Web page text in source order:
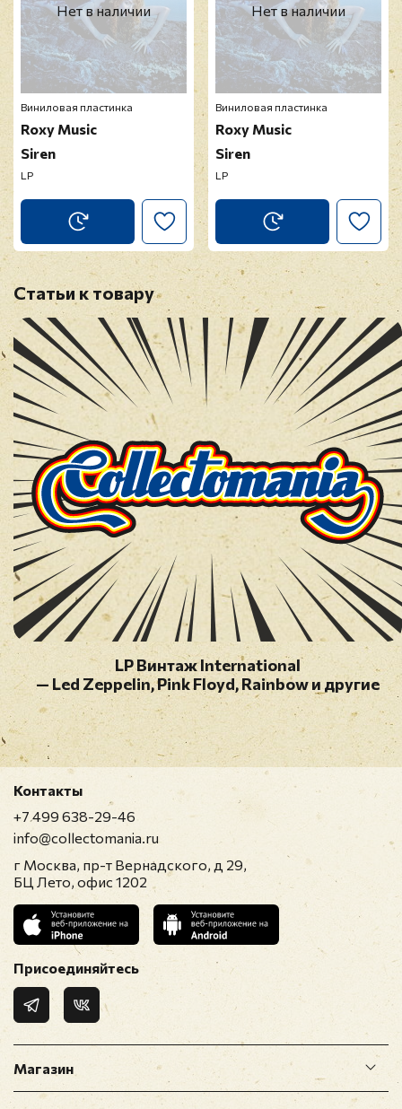
Нет в наличии
Виниловая пластинка
Roxy Music
Siren
LP
Нет в наличии
Виниловая пластинка
Roxy Music
Siren
LP
Статьи к товару
LP Винтаж International
— Led Zeppelin, Pink Floyd, Rainbow и другие
Магазин
Контакты
+7 499 638-29-46
info@collectomania.ru
г Москва, пр-т Вернадского, д 29,
БЦ Лето, офис 1202
Присоединяйтесь